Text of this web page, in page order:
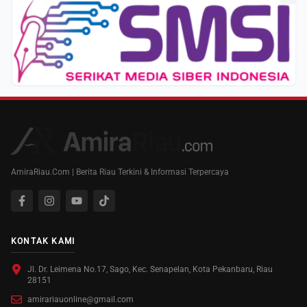
AmiraRiau.Com | Berita Riau Terkini & Informasi Terpercaya
KONTAK KAMI
Jl. Dr. Leimena No.17, Sago, Kec. Senapelan, Kota Pekanbaru, Riau
28151
amirariauonline@gmail.com